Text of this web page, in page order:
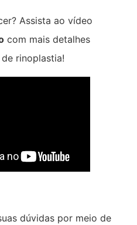
Assista ao vídeo
com mais detalhes
rinoplastia!
dúvidas por meio de